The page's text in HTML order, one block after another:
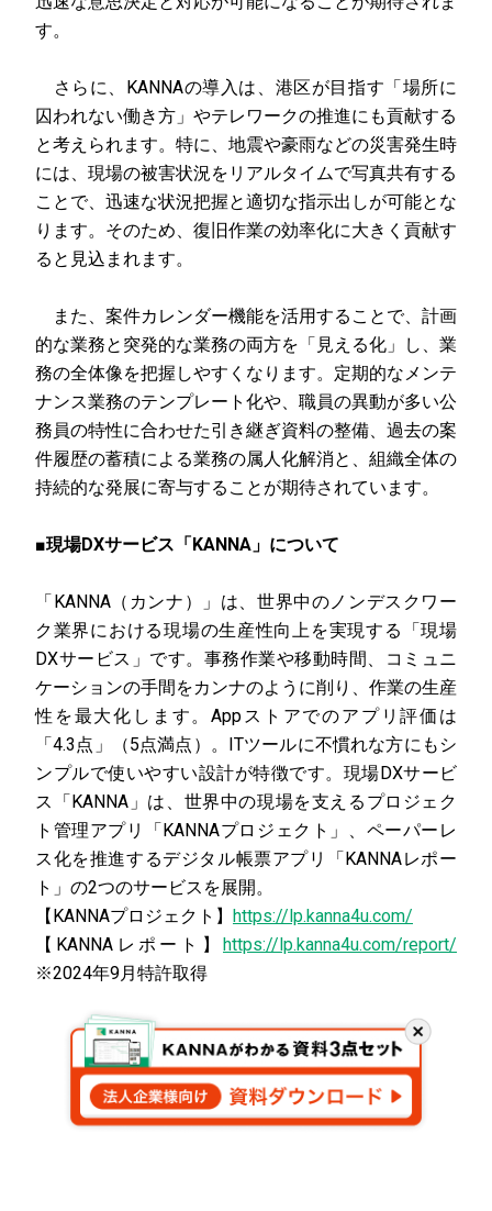
す。
さらに、KANNAの導入は、港区が目指す「場所に
囚われない働き方」やテレワークの推進にも貢献する
と考えられます。特に、地震や豪雨などの災害発生時
には、現場の被害状況をリアルタイムで写真共有する
ことで、迅速な状況把握と適切な指示出しが可能とな
ります。そのため、復旧作業の効率化に大きく貢献す
ると見込まれます。
また、案件カレンダー機能を活用することで、計画
的な業務と突発的な業務の両方を「見える化」し、業
務の全体像を把握しやすくなります。定期的なメンテ
ナンス業務のテンプレート化や、職員の異動が多い公
務員の特性に合わせた引き継ぎ資料の整備、過去の案
件履歴の蓄積による業務の属人化解消と、組織全体の
持続的な発展に寄与することが期待されています。
■現場DXサービス「KANNA」について
「KANNA（カンナ）」は、世界中のノンデスクワー
ク業界における現場の生産性向上を実現する「現場
DXサービス」です。事務作業や移動時間、コミュニ
ケーションの手間をカンナのように削り、作業の生産
性を最大化します。Appストアでのアプリ評価は
「4.3点」（5点満点）。ITツールに不慣れな方にもシ
ンプルで使いやすい設計が特徴です。現場DXサービ
ス「KANNA」は、世界中の現場を支えるプロジェク
ト管理アプリ「KANNAプロジェクト」、ペーパーレ
ス化を推進するデジタル帳票アプリ「KANNAレポー
ト」の2つのサービスを展開。
【KANNAプロジェクト】 https://lp.kanna4u.com/
【KANNAレポート】 https://lp.kanna4u.com/report/
※2024年9月特許取得
閉